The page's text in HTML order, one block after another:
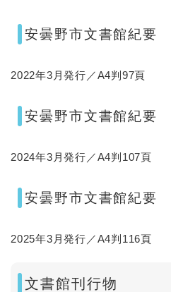
安曇野市文書館紀要
2022年3月発行／A4判97頁
安曇野市文書館紀要
2024年3月発行／A4判107頁
安曇野市文書館紀要
2025年3月発行／A4判116頁
文書館刊行物